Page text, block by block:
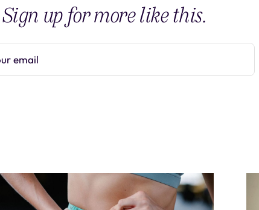
Sign up for more like this.
email